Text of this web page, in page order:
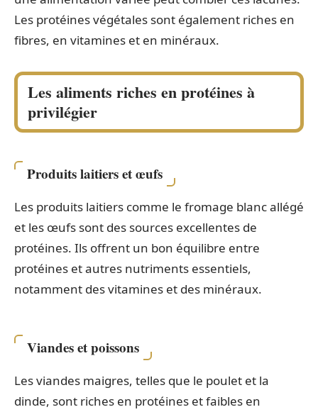
Les protéines végétales sont également riches en
fibres, en vitamines et en minéraux.
Les aliments riches en protéines à
privilégier
Produits laitiers et œufs
Les produits laitiers comme le fromage blanc allégé
et les œufs sont des sources excellentes de
protéines. Ils offrent un bon équilibre entre
protéines et autres nutriments essentiels,
notamment des vitamines et des minéraux.
Viandes et poissons
Les viandes maigres, telles que le poulet et la
dinde, sont riches en protéines et faibles en